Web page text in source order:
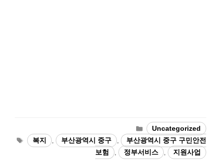
Categories
Uncategorized
Tags
복지 , 부산광역시 중구 ,
부산광역시 중구 구민안전
보험
, 정부서비스 , 지원사업